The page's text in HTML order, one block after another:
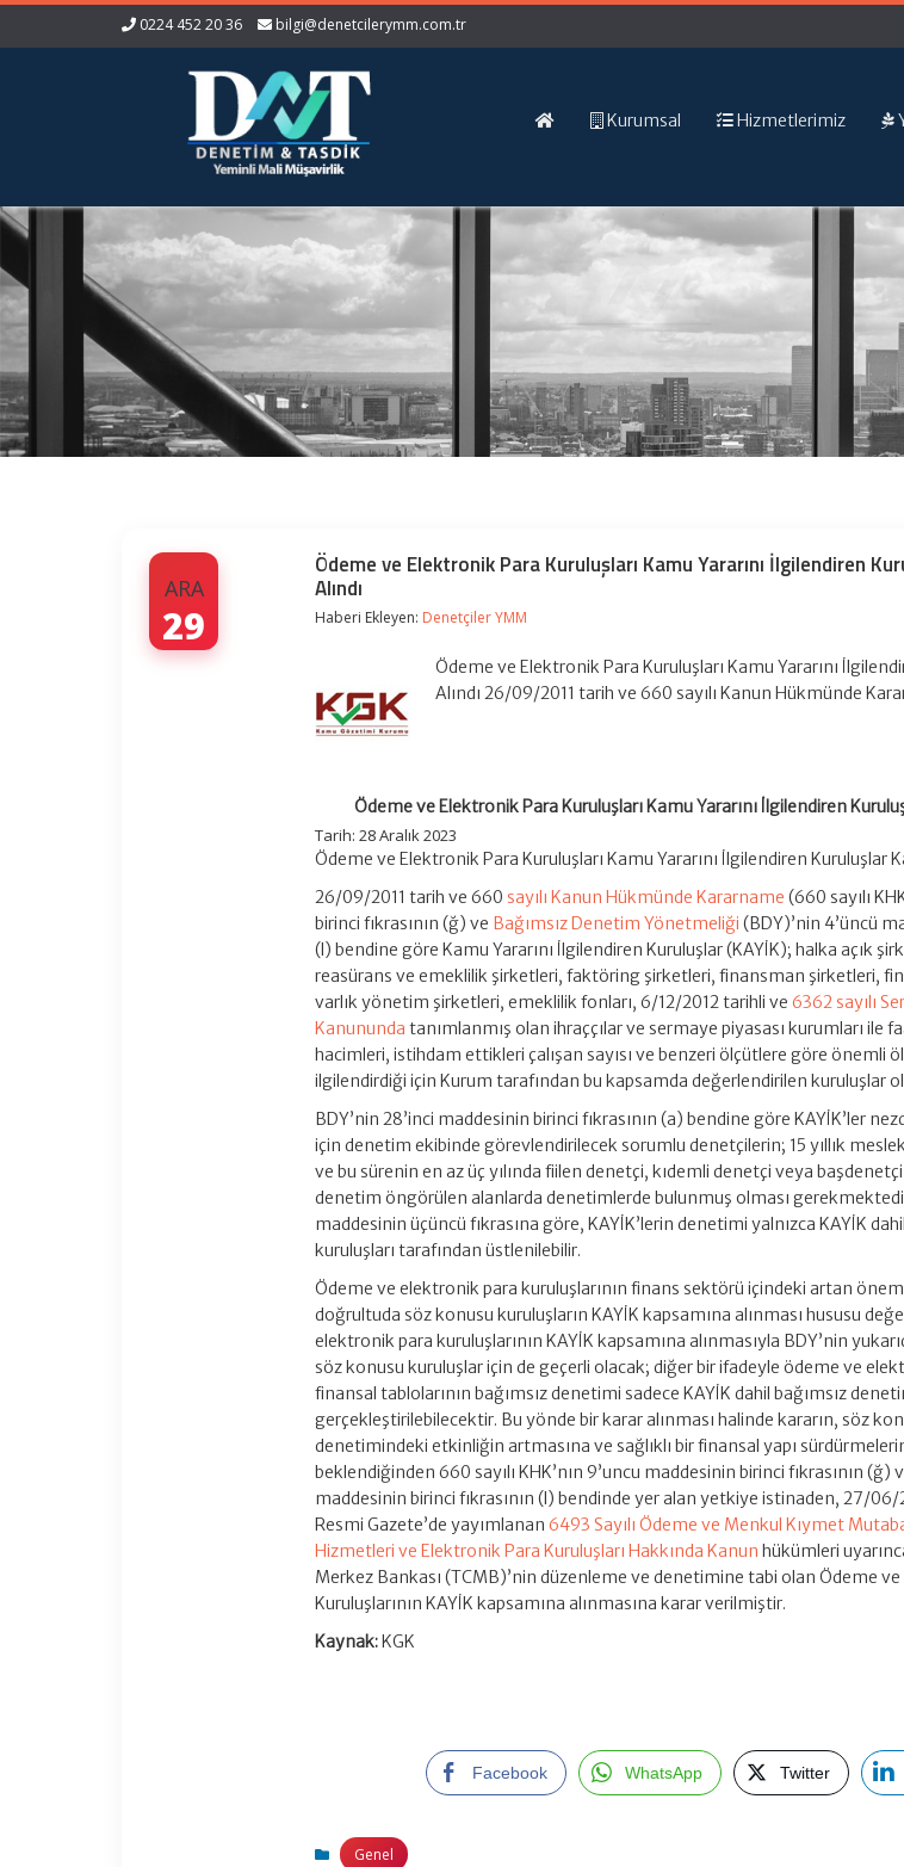
0224 452 20 36 bilgi@denetcilerymm.com.tr
Kurumsal Hizmetlerimiz
ARA
29
Ödeme ve Elektronik Para Kuruluşları Kamu Yararını İlgilendiren
Alındı
Haberi Ekleyen: Denetçiler YMM
Ödeme ve Elektronik Para Kuruluşları Kamu Yararını
Alındı 26/09/2011 tarih ve 660 sayılı Kanun Hükmünde
Ödeme ve Elektronik Para Kuruluşları Kamu Yararını İlgilendiren
Tarih: 28 Aralık 2023
Ödeme ve Elektronik Para Kuruluşları Kamu Yararını İlgilendiren Kuruluşlar
26/09/2011 tarih ve 660 sayılı Kanun Hükmünde Kararname (660 sayılı
birinci fıkrasının (ğ) ve Bağımsız Denetim Yönetmeliği (BDY)’nin 4’üncü
(l) bendine göre Kamu Yararını İlgilendiren Kuruluşlar (KAYİK); halka açık
reasürans ve emeklilik şirketleri, faktöring şirketleri, finansman şirketleri,
varlık yönetim şirketleri, emeklilik fonları, 6/12/2012 tarihli ve6362 sayılı
Kanununda tanımlanmış olan ihraççılar ve sermaye piyasası kurumları ile
hacimleri, istihdam ettikleri çalışan sayısı ve benzeri ölçütlere göre önemli
ilgilendirdiği için Kurum tarafından bu kapsamda değerlendirilen kuruluşlar
BDY’nin 28’inci maddesinin birinci fıkrasının (a) bendine göre KAYİK’ler
için denetim ekibinde görevlendirilecek sorumlu denetçilerin; 15 yıllık
ve bu sürenin en az üç yılında fiilen denetçi, kıdemli denetçi veya
denetim öngörülen alanlarda denetimlerde bulunmuş olması gerekmektedir.
maddesinin üçüncü fıkrasına göre, KAYİK’lerin denetimi yalnızca KAYİK
kuruluşları tarafından üstlenilebilir.
Ödeme ve elektronik para kuruluşlarının finans sektörü içindeki artan
doğrultuda söz konusu kuruluşların KAYİK kapsamına alınması hususu
elektronik para kuruluşlarının KAYİK kapsamına alınmasıyla BDY’nin
söz konusu kuruluşlar için de geçerli olacak; diğer bir ifadeyle ödeme ve
finansal tablolarının bağımsız denetimi sadece KAYİK dahil bağımsız
gerçekleştirilebilecektir. Bu yönde bir karar alınması halinde kararın, söz
denetimindeki etkinliğin artmasına ve sağlıklı bir finansal yapı
beklendiğinden 660 sayılı KHK’nın 9’uncu maddesinin birinci fıkrasının (ğ)
maddesinin birinci fıkrasının (l) bendinde yer alan yetkiye istinaden, 27/06/
Resmi Gazete’de yayımlanan6493 Sayılı Ödeme ve Menkul Kıymet
Hizmetleri ve Elektronik Para Kuruluşları Hakkında Kanun hükümleri
Merkez Bankası (TCMB)’nin düzenleme ve denetimine tabi olan Ödeme
Kuruluşlarının KAYİK kapsamına alınmasına karar verilmiştir.
Kaynak: KGK
Facebook WhatsApp Twitter
Genel